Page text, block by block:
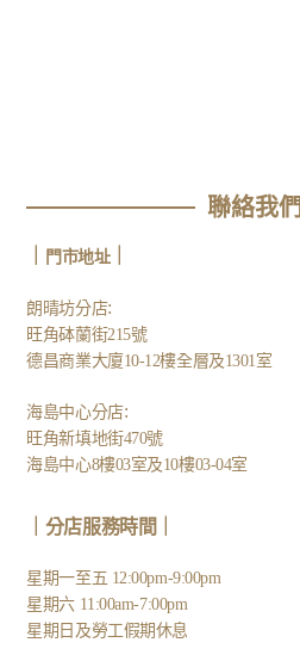
聯絡我們
門市地址｜
朗晴坊分店:
旺角砵蘭街215號
德昌商業大廈10-12樓全層及1301室
海島中心分店:
旺角新填地街470號
海島中心8樓03室及10樓03-04室
｜分店服務時間｜
星期一至五 12:00pm-9:00pm
星期六 11:00am-7:00pm
星期日及勞工假期休息